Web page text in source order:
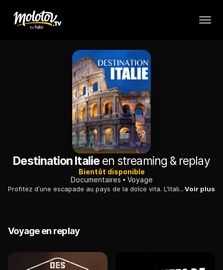
Destination Italieen streaming & replay
Bientôt disponible
Documentaires
Voyage
Profitez d’une escapade au pays de la dolce vita. L'Italie est l'une des plus belles destinations d'Europe avec ses côtés romantiques, historiques, gastronomiques et son patrimoine culturel.Voir plus
Voyage en replay